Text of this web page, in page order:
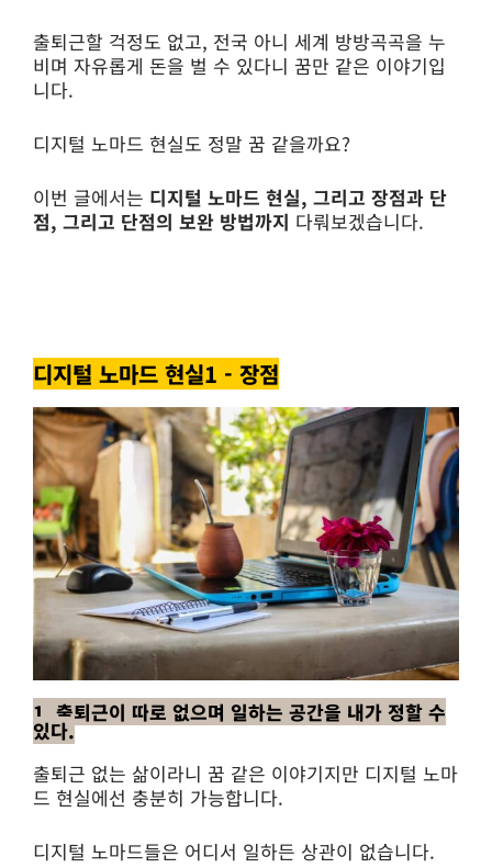
출퇴근할 걱정도 없고, 전국 아니 세계 방방곡곡을 누
비며 자유롭게 돈을 벌 수 있다니 꿈만 같은 이야기입
니다.
디지털 노마드 현실도 정말 꿈 같을까요?
이번 글에서는 디지털 노마드 현실, 그리고 장점과 단
점, 그리고 단점의 보완 방법까지 다뤄보겠습니다.
디지털 노마드 현실1 - 장점
1. 출퇴근이 따로 없으며 일하는 공간을 내가 정할 수
있다.
출퇴근 없는 삶이라니 꿈 같은 이야기지만 디지털 노마
드 현실에선 충분히 가능합니다.
디지털 노마드들은 어디서 일하든 상관이 없습니다.